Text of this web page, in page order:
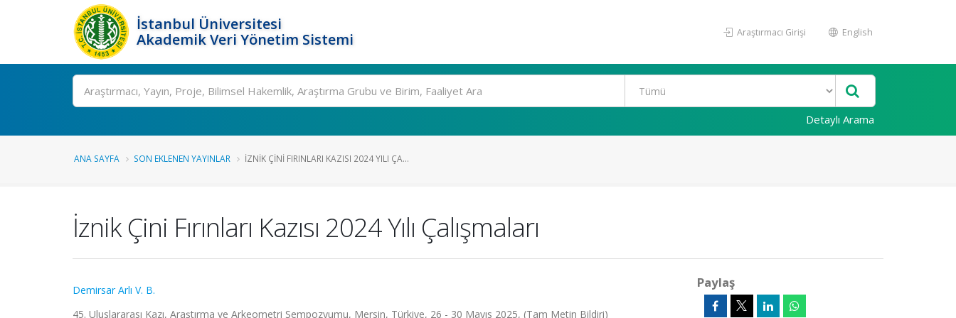
İstanbul Üniversitesi
Akademik Veri Yönetim Sistemi
Araştırmacı Girişi English
Ara
Detaylı Arama
ANA SAYFA SON EKLENEN YAYINLAR İZNIK ÇINI FIRINLARI KAZISI 2024 YILI ÇA...
İznik Çini Fırınları Kazısı 2024 Yılı Çalışmaları
Demirsar Arlı V. B.
45. Uluslararası Kazı, Araştırma ve Arkeometri Sempozyumu, Mersin, Türkiye, 26 - 30 Mayıs 2025, (Tam Metin Bildiri)
Paylaş